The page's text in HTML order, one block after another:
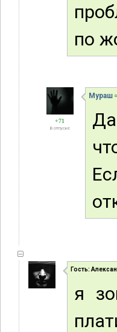
по
+71
В отпуске
Мураш
Гость:
я